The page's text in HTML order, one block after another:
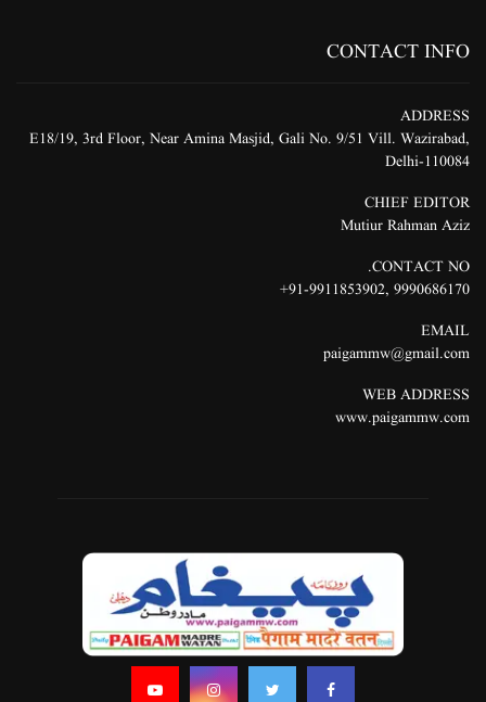
CONTACT INFO
ADDRESS
E18/19, 3rd Floor, Near Amina Masjid, Gali No. 9/51 Vill. Wazirabad,
Delhi-110084
CHIEF EDITOR
Mutiur Rahman Aziz
CONTACT NO.
9990686170
,
91-9911853902+
EMAIL
paigammw@gmail.com
WEB ADDRESS
www.paigammw.com